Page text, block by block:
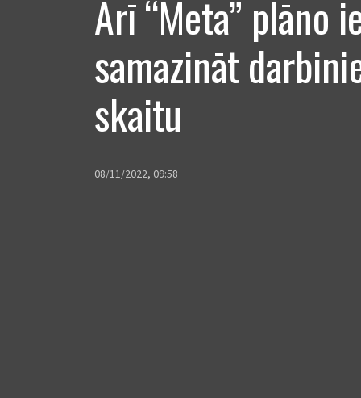
Arī “Meta” plāno
samazināt
skaitu
08/11/2022, 09:58